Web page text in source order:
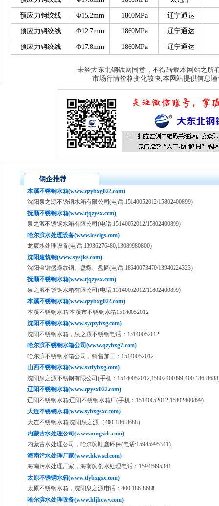
预应力钢绞线 Φ15.2mm 1860MPa 辽宁通达
预应力钢绞线 Φ12.7mm 1860MPa 辽宁通达
预应力钢绞线 Φ17.8mm 1860MPa 辽宁通达
未经大东北钢铁网 同意，不得转载本网站之所
市场行情价格变化较快,本网站提供信息
钢企推荐
本溪不锈钢水箱(www.qzybxg022.com)
沈阳泉之源不锈钢水箱有限公司(电话:15140052012/15802400899)
抚顺不锈钢水箱(www.tjqzysx.com)
泉之源不锈钢水箱有限公司(电话:15140052012/15802400899)
哈尔滨水处理设备(www.lcsclgs.com)
龙宸水处理设备(电话:13936276480,13089980800)
沈阳建筑钢(www.sysjks.com)
沈阳金锴盛螺纹钢、盘螺、盘圆(电话:18640073470/13940224323)
抚顺不锈钢水箱(www.tjqzysx.com)
泉之源不锈钢水箱有限公司(电话:15140052012/15802400899)
本溪不锈钢水箱(www.qzybxg022.com)
本溪不锈钢水箱|本溪市不锈钢水箱15140052012
沈阳不锈钢水箱(www.syqzybxg.com)
沈阳不锈钢水箱，泉之源不锈钢电话：15140052012
哈尔滨不锈钢水箱公司(www.qzybxg7.com)
哈尔滨不锈钢水箱公司，销售加工：15140052012
山西不锈钢水箱(www.sxtfybxg.com)
沈阳泉之源不锈钢有限公司(手机：15140052012,15802400899,400-186-
辽阳不锈钢水箱(www.qzysx022.com)
辽阳不锈钢水箱|辽阳不锈钢水箱厂(手机：15140052012,15802400899)
大连不锈钢水箱(www.sybxgsxc.com)
大连不锈钢水箱|沈阳泉之源（400-186-8688）
内蒙古水处理公司(www.nmgsclc.com)
内蒙古水处理公司，哈尔滨顺鑫环保(电话:15945995341)
海南污水处理厂家(www.hkwscl.com)
海南污水处理厂家，海南滨创水处理电话：15945995341
太原不锈钢水箱(www.tfybxgsx.com)
太原不锈钢水箱，沈阳泉之源电话：400-186-8688
哈尔滨水处理设备(www.hljhcwy.com)